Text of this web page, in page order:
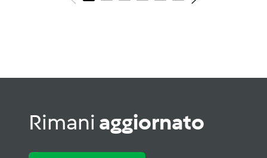
Rimani aggiornato